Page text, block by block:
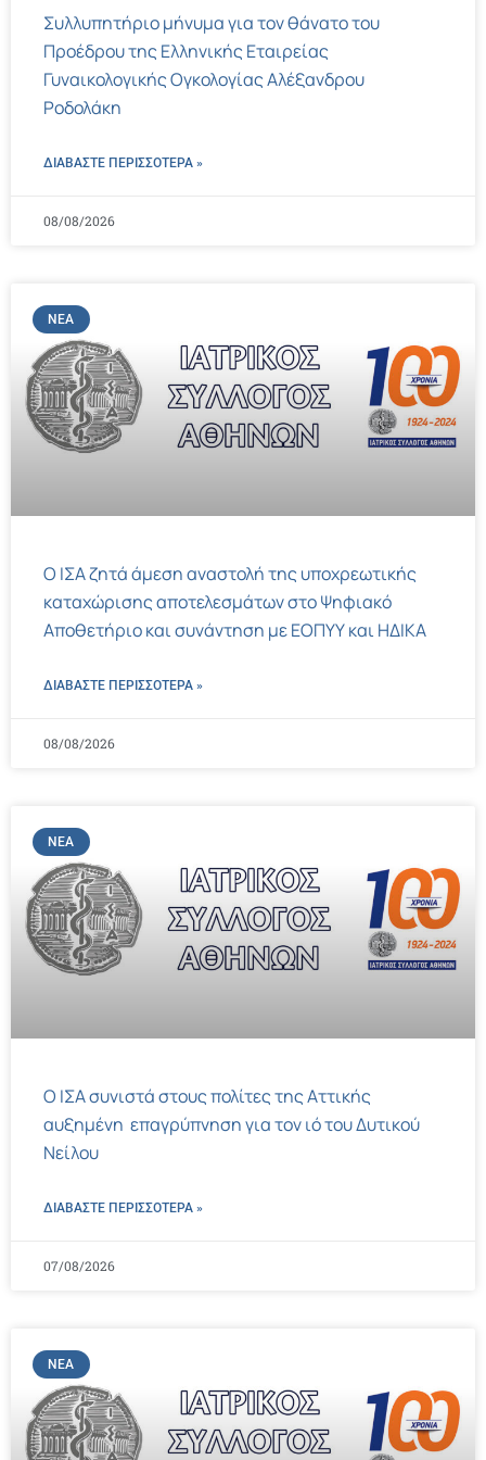
Συλλυπητήριο μήνυμα για τον θάνατο του
Προέδρου της Ελληνικής Εταιρείας
Γυναικολογικής Ογκολογίας Αλέξανδρου
Ροδολάκη
ΔΙΑΒΑΣΤΕ ΠΕΡΙΣΣΌΤΕΡΑ »
08/08/2026
ΝΈΑ
Ο ΙΣΑ ζητά άμεση αναστολή της υποχρεωτικής
καταχώρισης αποτελεσμάτων στο Ψηφιακό
Αποθετήριο και συνάντηση με ΕΟΠΥΥ και ΗΔΙΚΑ
ΔΙΑΒΑΣΤΕ ΠΕΡΙΣΣΌΤΕΡΑ »
08/08/2026
ΝΈΑ
Ο ΙΣΑ συνιστά στους πολίτες της Αττικής
αυξημένη επαγρύπνηση για τον ιό του Δυτικού
Νείλου
ΔΙΑΒΑΣΤΕ ΠΕΡΙΣΣΌΤΕΡΑ »
07/08/2026
ΝΈΑ